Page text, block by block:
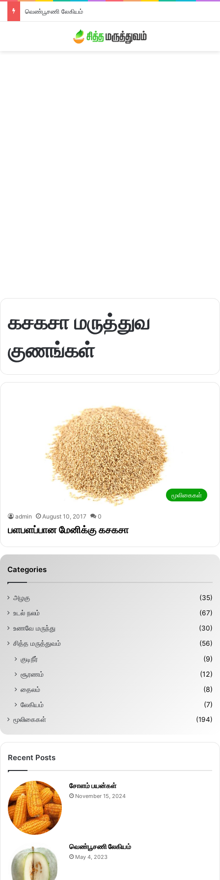
வெண்பூசணி லேகியம்
கசகசா மருத்துவ
குணங்கள்
மூலிகைகள்
admin August 10, 2017 0
பளபளப்பான மேனிக்கு கசகசா
Categories
அழகு
(35)
உடல் நலம்
(67)
உணவே மருந்து
(30)
சித்த மருத்துவம்
(56)
குடிநீர்
(9)
சூரணம்
(12)
தைலம்
(8)
லேகியம்
(7)
மூலிகைகள் (194)
Recent Posts
சோளம் பயன்கள்
November 15, 2024
வெண்பூசணி லேகியம்
May 4, 2023